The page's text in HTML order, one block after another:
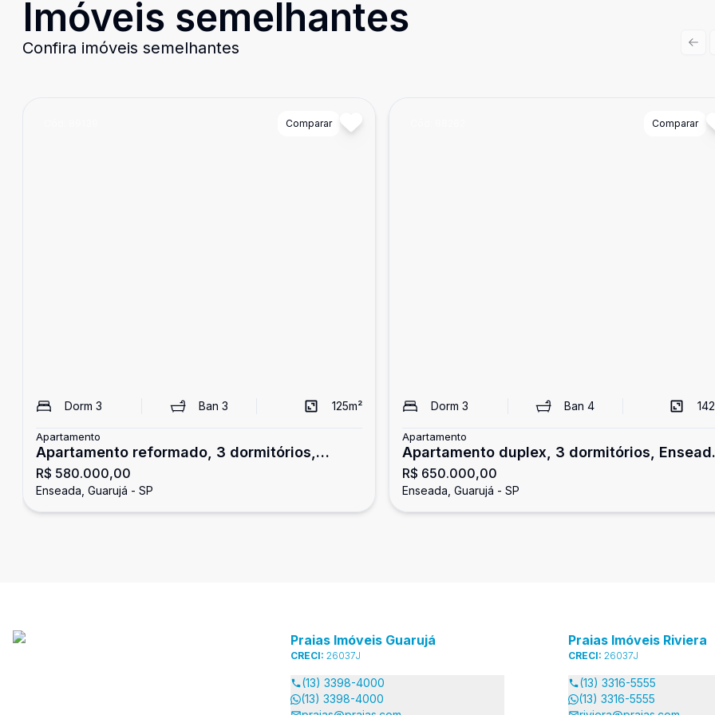
Imóveis semelhantes
Confira imóveis semelhantes
Comparar
Dorm 3 Ban3 125m²
Apartamento
Apartamento reformado, 3 dormitórios,
Enseada, Guarujá
R$ 580.000,00
Enseada, Guarujá - SP
Comparar
Dorm 3 Ban4 142
Apartamento
Apartamento duplex, 3 dormitórios,
Guarujá
R$ 650.000,00
Enseada, Guarujá - SP
Praias Imóveis Guarujá
CRECI: 26037J
(13) 3398-4000
(13) 3398-4000
Praias Imóveis Riviera
CRECI: 26037J
(13) 3316-5555
(13) 3316-5555